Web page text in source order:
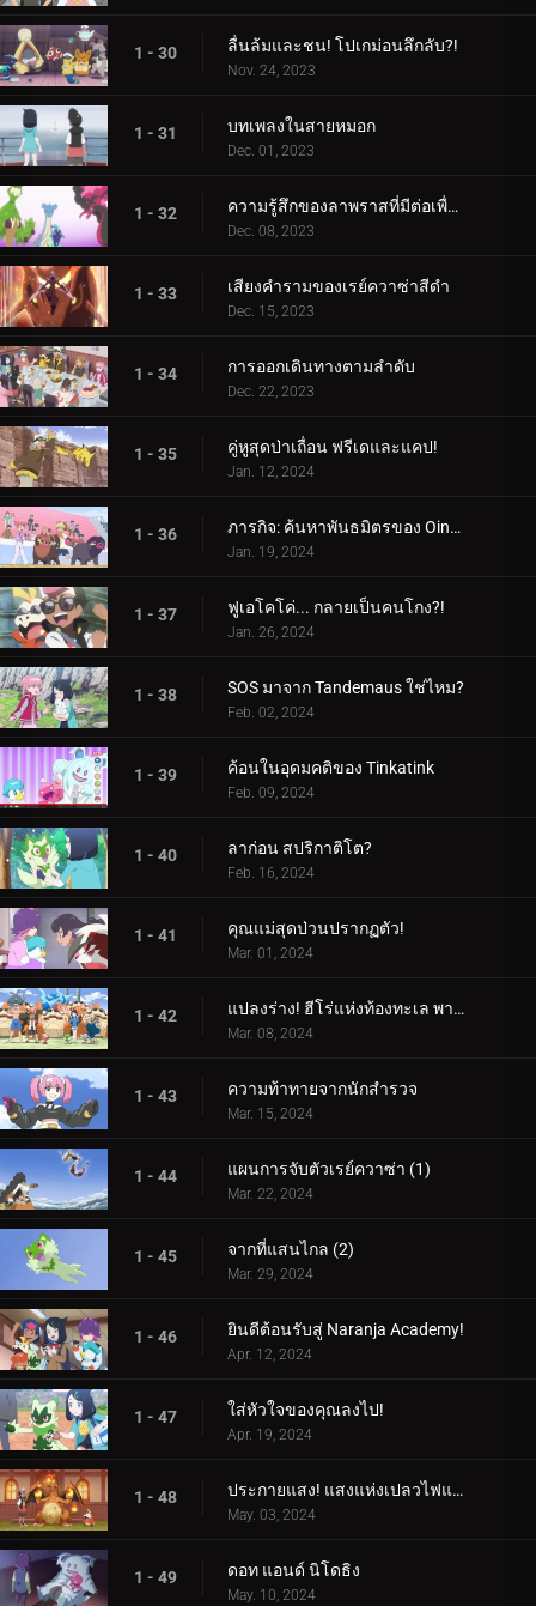
1 - 30 ลื่นล้มและชน! โปเกม่อนลึกลับ?!
Nov. 24, 2023
1 - 31 บทเพลงในสายหมอก
Dec. 01, 2023
1 - 32 ความรู้สึกของลาพราสที่มีต่อเพื่อน
Dec. 08, 2023
1 - 33 เสียงคำรามของเรย์ควาซ่าสีดำ
Dec. 15, 2023
1 - 34 การออกเดินทางตามลำดับ
Dec. 22, 2023
1 - 35 คู่หูสุดป่าเถื่อน ฟรีเดและแคป!
Jan. 12, 2024
1 - 36 ภารกิจ: ค้นหาพันธมิตรของ Oinkologne!
Jan. 19, 2024
1 - 37 ฟูเอโคโค่... กลายเป็นคนโกง?!
Jan. 26, 2024
1 - 38 SOS มาจาก Tandemaus ใช่ไหม?
Feb. 02, 2024
1 - 39 ค้อนในอุดมคติของ Tinkatink
Feb. 09, 2024
1 - 40 ลาก่อน สปริกาติโต?
Feb. 16, 2024
1 - 41 คุณแม่สุดป่วนปรากฏตัว!
Mar. 01, 2024
1 - 42 แปลงร่าง! ฮีโร่แห่งท้องทะเล พาลาฟิน
Mar. 08, 2024
1 - 43 ความท้าทายจากนักสำรวจ
Mar. 15, 2024
1 - 44 แผนการจับตัวเรย์ควาซ่า (1)
Mar. 22, 2024
1 - 45 จากที่แสนไกล (2)
Mar. 29, 2024
1 - 46 ยินดีต้อนรับสู่ Naranja Academy!
Apr. 12, 2024
1 - 47 ใส่หัวใจของคุณลงไป!
Apr. 19, 2024
1 - 48 ประกายแสง! แสงแห่งเปลวไฟและศิลปะ!
May. 03, 2024
1 - 49 ดอท แอนด์ นิโดธิง
May. 10, 2024